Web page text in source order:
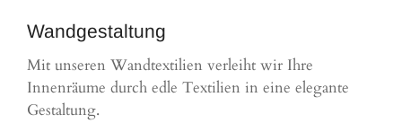
Wandgestaltung
Mit unseren Wandtextilien verleiht wir Ihre
Innenräume durch edle Textilien in eine elegante
Gestaltung.